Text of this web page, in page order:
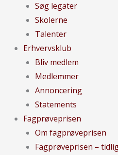
Søg legater
Skolerne
Talenter
Erhvervsklub
Bliv medlem
Medlemmer
Annoncering
Statements
Fagprøveprisen
Om fagprøveprisen
Fagprøveprisen –